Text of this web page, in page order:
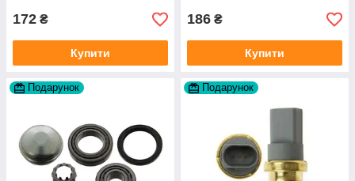
172 ₴
Купити
186 ₴
Купити
Подарунок Подарунок